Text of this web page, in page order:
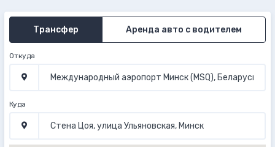
Трансфер Аренда авто с водителем
Откуда
Куда